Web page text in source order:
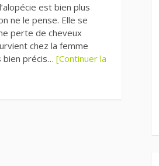
est bien plus
ne le pense. Elle se
perte de cheveux
chez la femme
bien précis… [Continuer la